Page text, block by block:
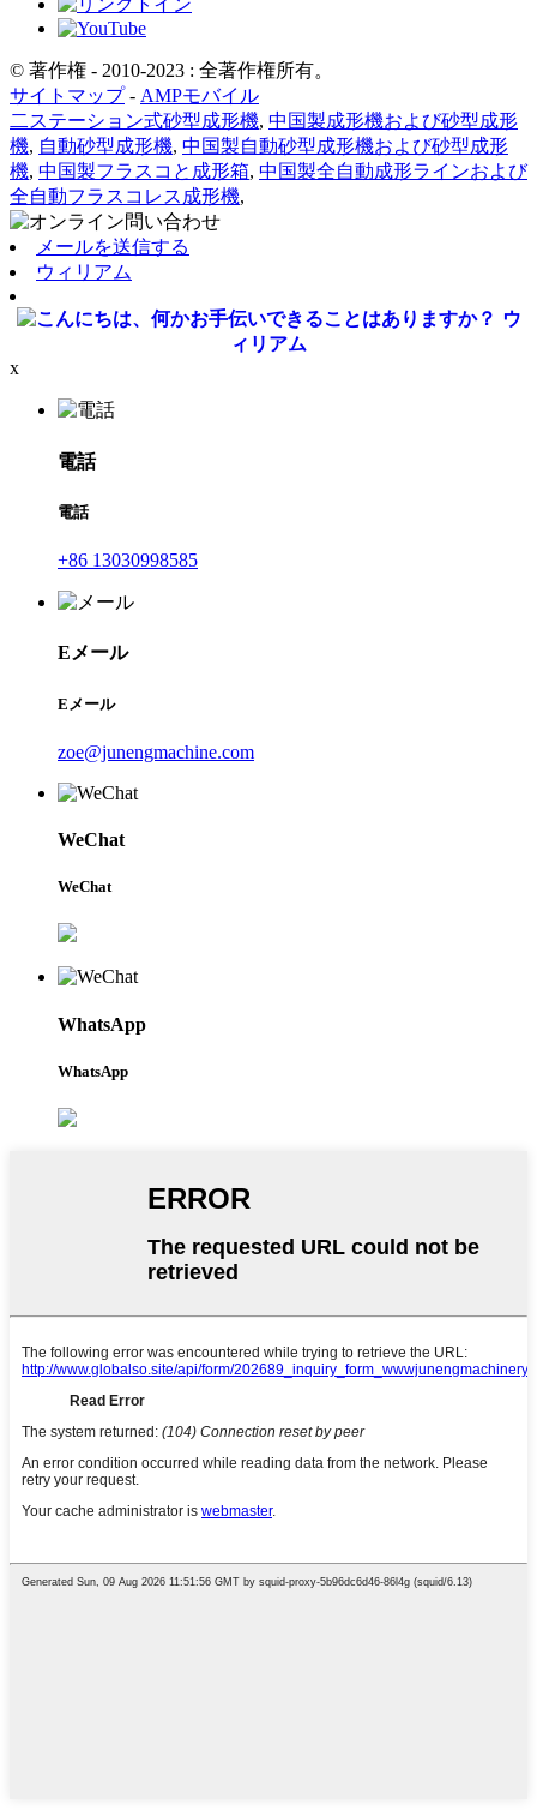
© 著作権 - 2010-2023 : 全著作権所有。
サイトマップ- AMPモバイル
二ステーション式砂型成形機, 中国製成形機および砂型成形
機, 自動砂型成形機, 中国製自動砂型成形機および砂型成形
機, 中国製フラスコと成形箱, 中国製全自動成形ラインおよび
全自動フラスコレス成形機,
メールを送信する
ウィリアム
ウ
ィリアム
x
電話
電話
+86 13030998585
Eメール
Eメール
zoe@junengmachine.com
WeChat
WeChat
WhatsApp
WhatsApp